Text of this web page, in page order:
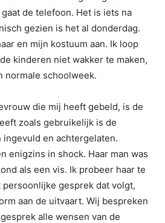
de telefoon. Het is iets na
gezien is het al donderdag.
en mijn kostuum aan. Ik loop
kinderen niet wakker te maken,
normale schoolweek.
die mij heeft gebeld, is de
zoals gebruikelijk is de
en achtergelaten.
enigzins in shock. Haar man was
als een vis. Ik probeer haar te
gesprek dat volgt,
aan de uitvaart. Wij bespreken
alle wensen van de